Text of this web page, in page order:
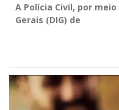
A Polícia Civil, por
Gerais (DIG) de